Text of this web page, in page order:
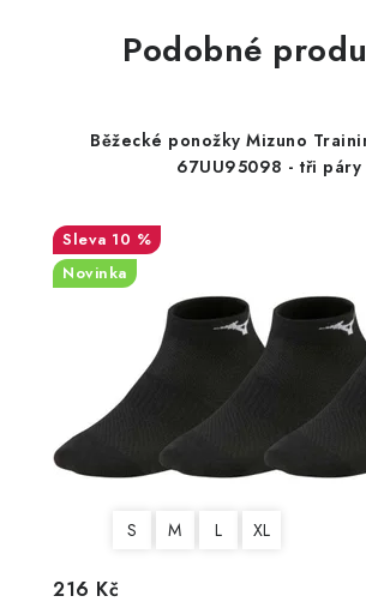
Podobné
Běžecké ponožky Mizuno
67UU95098 - tři páry
10 %
Novinka
S M L XL
216 Kč